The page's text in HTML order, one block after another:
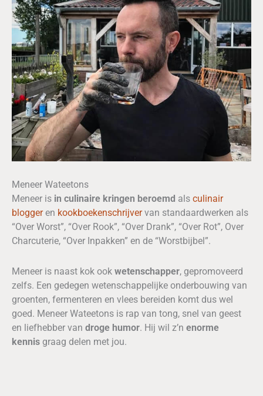
Meneer Wateetons
Meneer is in culinaire kringen beroemd als culinair
bloggeren kookboekenschrijvervan standaardwerken als
“Over Worst”, “Over Rook”, “Over Drank”, “Over Rot”, Over
Charcuterie, “Over Inpakken” en de “Worstbijbel”.
Meneer is naast kok ook wetenschapper, gepromoveerd
zelfs. Een gedegen wetenschappelijke onderbouwing van
groenten, fermenteren en vlees bereiden komt dus wel
goed. Meneer Wateetons is rap van tong, snel van geest
en liefhebber van droge humor. Hij wil z’n enorme
kennis graag delen met jou.